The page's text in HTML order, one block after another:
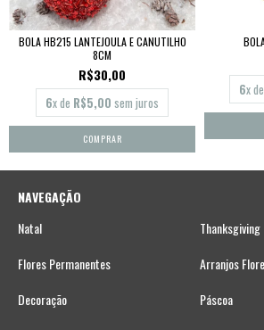
BOLA HB215 LANTEJOULA E CANUTILHO
8CM
R$30,00
6x de R$5,00 sem juros
6x de
NAVEGAÇÃO
Natal
Thanksgiving
Flores Permanentes
Arranjos
Decoração
Páscoa